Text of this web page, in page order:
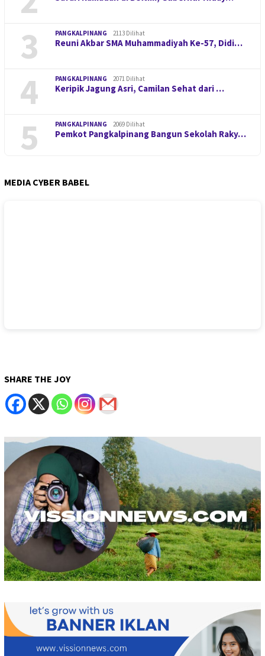
3 PANGKALPINANG 2113 Dilihat
Reuni Akbar SMA Muhammadiyah Ke-57, Didi…
4 PANGKALPINANG 2071 Dilihat
Keripik Jagung Asri, Camilan Sehat dari …
5 PANGKALPINANG 2069 Dilihat
Pemkot Pangkalpinang Bangun Sekolah Raky…
MEDIA CYBER BABEL
SHARE THE JOY